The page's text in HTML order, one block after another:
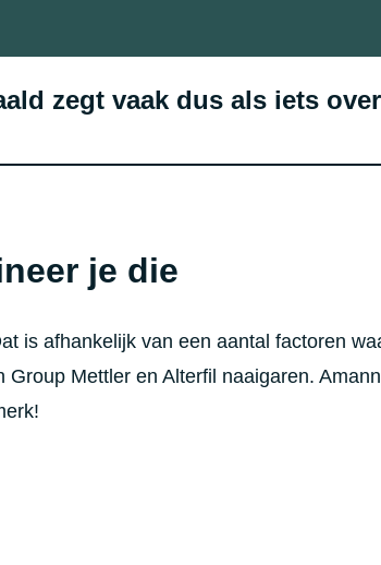
zegt vaak dus als iets
je die
is afhankelijk van een aantal factoren
Mettler en Alterfil naaigaren.